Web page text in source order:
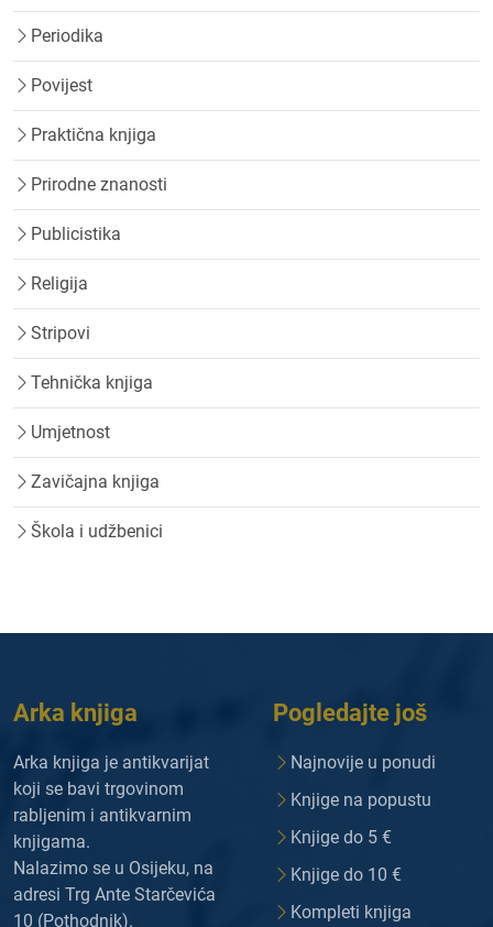
Periodika
Povijest
Praktična knjiga
Prirodne znanosti
Publicistika
Religija
Stripovi
Tehnička knjiga
Umjetnost
Zavičajna knjiga
Škola i udžbenici
Arka knjiga
Arka knjiga je antikvarijat
koji se bavi trgovinom
rabljenim i antikvarnim
knjigama.
Nalazimo se u Osijeku, na
adresi Trg Ante Starčevića
10 (Pothodnik).
Pogledajte još
Najnovije u ponudi
Knjige na popustu
Knjige do 5 €
Knjige do 10 €
Kompleti knjiga